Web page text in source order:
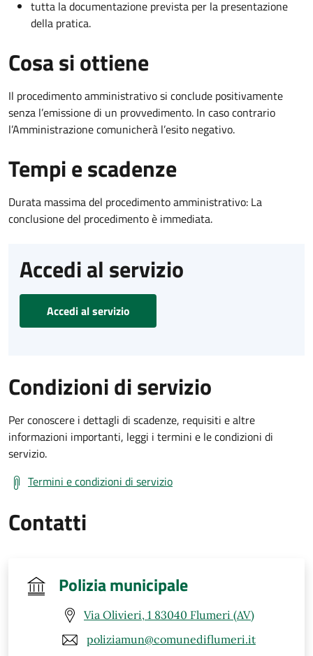
tutta la documentazione prevista per la presentazione
della pratica.
Cosa si ottiene
Il procedimento amministrativo si conclude positivamente
senza l’emissione di un provvedimento. In caso contrario
l’Amministrazione comunicherà l’esito negativo.
Tempi e scadenze
Durata massima del procedimento amministrativo: La
conclusione del procedimento è immediata.
Accedi al servizio
Accedi al servizio
Condizioni di servizio
Per conoscere i dettagli di scadenze, requisiti e altre
informazioni importanti, leggi i termini e le condizioni di
servizio.
Termini e condizioni di servizio
Contatti
Polizia municipale
Via Olivieri, 1 83040 Flumeri (AV)
poliziamun@comunediflumeri.it